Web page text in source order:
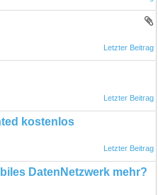
kostenlos
DatenNetzwerk mehr?